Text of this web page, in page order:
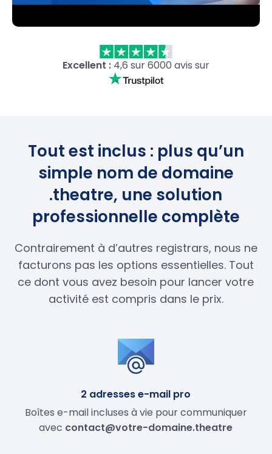
Excellent :4,6 sur 6000 avis sur
Tout est inclus : plus qu’un
simple nom de domaine
.theatre, une solution
professionnelle complète
Contrairement à d’autres registrars, nous ne
facturons pas les options essentielles. Tout
ce dont vous avez besoin pour lancer votre
activité est compris dans le prix.
2 adresses e-mail pro
Boîtes e-mail incluses à vie pour communiquer
avec contact@votre-domaine.theatre